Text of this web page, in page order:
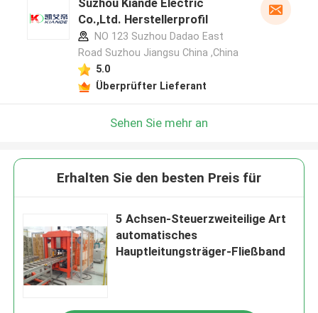
Suzhou Kiande Electric
Co.,Ltd. Herstellerprofil
NO 123 Suzhou Dadao East
Road Suzhou Jiangsu China ,China
5.0
Überprüfter Lieferant
Sehen Sie mehr an
Erhalten Sie den besten Preis für
5 Achsen-Steuerzweiteilige Art
automatisches
Hauptleitungsträger-Fließband